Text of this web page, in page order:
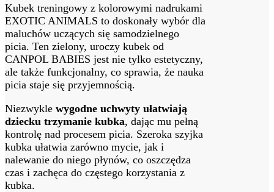
Kubek treningowy z kolorowymi nadrukami
EXOTIC ANIMALS to doskonały wybór dla
maluchów uczących się samodzielnego
picia. Ten zielony, uroczy kubek od
CANPOL BABIES jest nie tylko estetyczny,
ale także funkcjonalny, co sprawia, że nauka
picia staje się przyjemnością.
Niezwykle wygodne uchwyty ułatwiają
dziecku trzymanie kubka, dając mu pełną
kontrolę nad procesem picia. Szeroka szyjka
kubka ułatwia zarówno mycie, jak i
nalewanie do niego płynów, co oszczędza
czas i zachęca do częstego korzystania z
kubka.